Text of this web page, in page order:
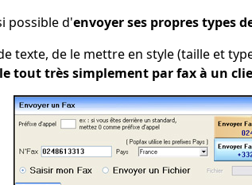
possible d'envoyer ses propres types
texte, de le mettre en style (taille et
tout très simplement par fax à un